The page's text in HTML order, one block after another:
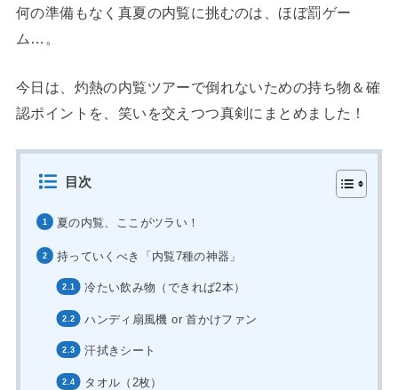
何の準備もなく真夏の内覧に挑むのは、ほぼ罰ゲー
ム…。
今日は、灼熱の内覧ツアーで倒れないための持ち物＆確
認ポイントを、笑いを交えつつ真剣にまとめました！
目次
夏の内覧、ここがツラい！
持っていくべき「内覧7種の神器」
冷たい飲み物（できれば2本）
ハンディ扇風機 or 首かけファン
汗拭きシート
タオル（2枚）